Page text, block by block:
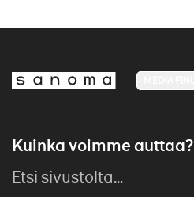
Kuinka voimme auttaa?